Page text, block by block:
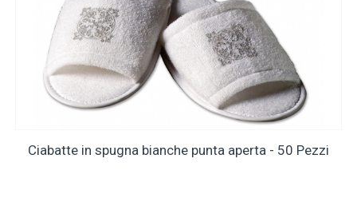
Ciabatte in spugna bianche punta aperta - 50 Pezzi